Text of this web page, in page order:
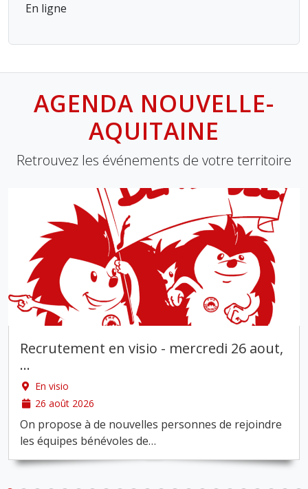
En ligne
AGENDA NOUVELLE-
AQUITAINE
Retrouvez les événements de votre territoire
Recrutement en visio - mercredi 26 aout,
…
En visio
26 août 2026
On propose à de nouvelles personnes de rejoindre
les équipes bénévoles de…